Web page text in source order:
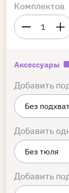
Комплектов
1
Аксессуары
Добавить
Добавить
Добавить